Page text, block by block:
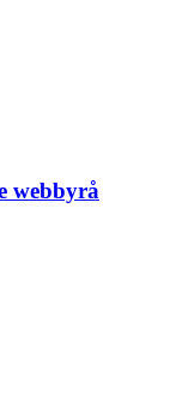
webbyrå